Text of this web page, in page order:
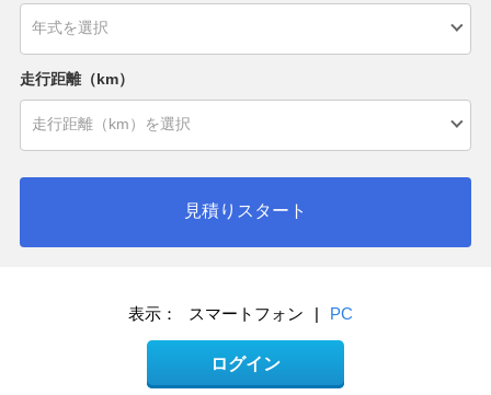
走行距離（km）
見積りスタート
表示： スマートフォン | PC
ログイン